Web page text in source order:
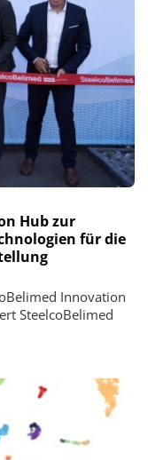
Hub zur
für die
Innovation
SteelcoBelimed